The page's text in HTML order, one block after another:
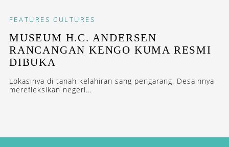
FEATURES CULTURES
MUSEUM H.C. ANDERSEN
RANCANGAN KENGO KUMA RESMI
DIBUKA
Lokasinya di tanah kelahiran sang pengarang. Desainnya
merefleksikan negeri...